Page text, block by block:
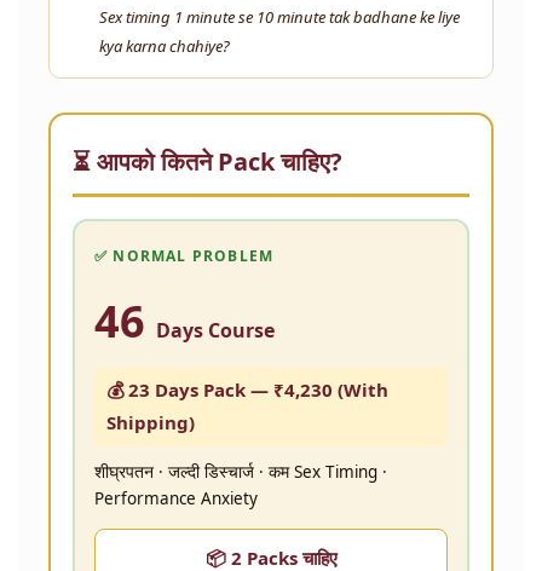
Sex timing 1 minute se 10 minute tak badhane ke liye
kya karna chahiye?
⏳ आपको कितने Pack चाहिए?
✅ NORMAL PROBLEM
46 Days Course
💰 23 Days Pack — ₹4,230 (With
Shipping)
शीघ्रपतन · जल्दी डिस्चार्ज · कम Sex Timing ·
Performance Anxiety
📦 2 Packs चाहिए